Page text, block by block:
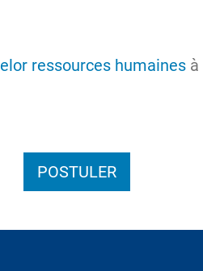
ressources humaines à
POSTULER